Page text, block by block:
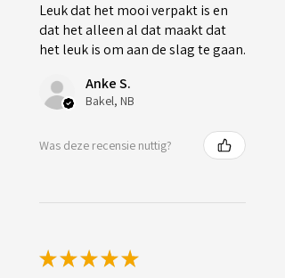
Leuk dat het mooi verpakt is en
dat het alleen al dat maakt dat
het leuk is om aan de slag te gaan.
Anke S.
Bakel, NB
Was deze recensie nuttig?
★★★★★